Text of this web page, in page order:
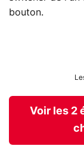
bouton.
Voir les 2